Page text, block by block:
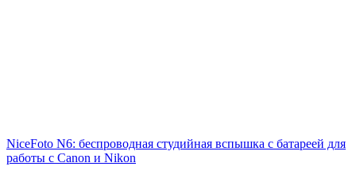
NiceFoto N6: беспроводная студийная вспышка с батареей для
работы с Canon и Nikon